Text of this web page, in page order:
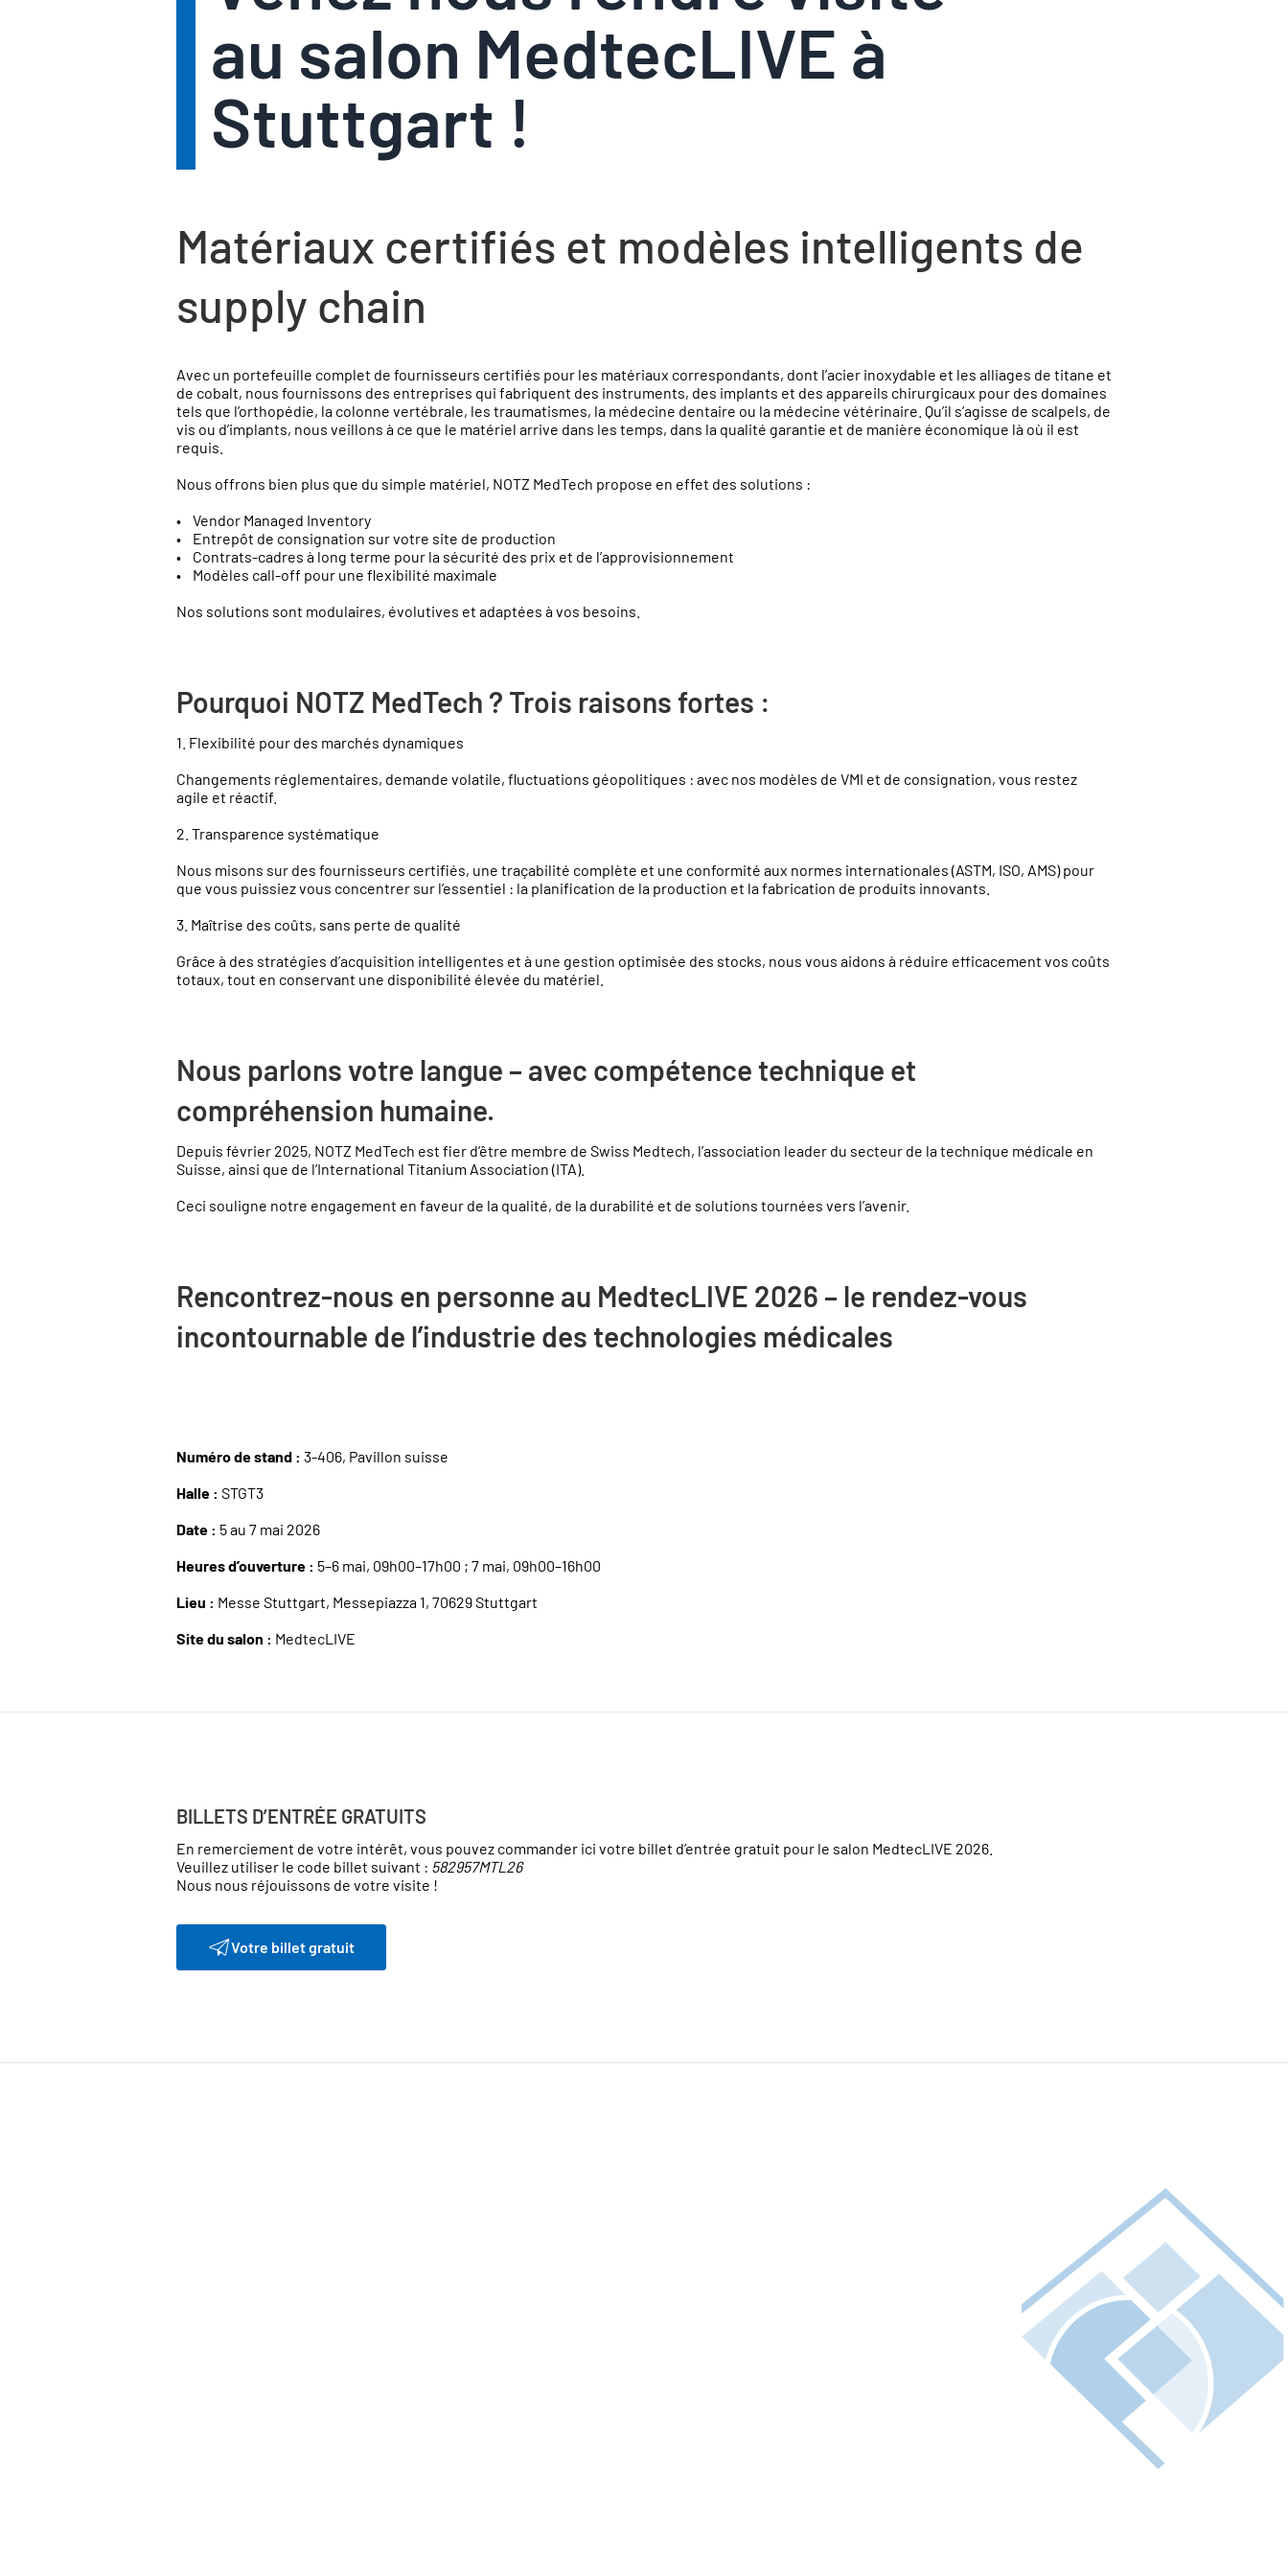
au salon MedtecLIVE à
Stuttgart !
Matériaux certifiés et modèles intelligents de
supply chain
Avec un portefeuille complet de fournisseurs certifiés pour les matériaux correspondants, dont l’acier inoxydable et les alliages de titane et
de cobalt, nous fournissons des entreprises qui fabriquent des instruments, des implants et des appareils chirurgicaux pour des domaines
tels que l’orthopédie, la colonne vertébrale, les traumatismes, la médecine dentaire ou la médecine vétérinaire. Qu’il s’agisse de scalpels, de
vis ou d’implants, nous veillons à ce que le matériel arrive dans les temps, dans la qualité garantie et de manière économique là où il est
requis.
Nous offrons bien plus que du simple matériel, NOTZ MedTech propose en effet des solutions :
• Vendor Managed Inventory
• Entrepôt de consignation sur votre site de production
• Contrats-cadres à long terme pour la sécurité des prix et de l’approvisionnement
• Modèles call-off pour une flexibilité maximale
Nos solutions sont modulaires, évolutives et adaptées à vos besoins.
Pourquoi NOTZ MedTech ? Trois raisons fortes :
1. Flexibilité pour des marchés dynamiques
Changements réglementaires, demande volatile, fluctuations géopolitiques : avec nos modèles de VMI et de consignation, vous restez
agile et réactif.
2. Transparence systématique
Nous misons sur des fournisseurs certifiés, une traçabilité complète et une conformité aux normes internationales (ASTM, ISO, AMS) pour
que vous puissiez vous concentrer sur l’essentiel : la planification de la production et la fabrication de produits innovants.
3. Maîtrise des coûts, sans perte de qualité
Grâce à des stratégies d’acquisition intelligentes et à une gestion optimisée des stocks, nous vous aidons à réduire efficacement vos coûts
totaux, tout en conservant une disponibilité élevée du matériel.
Nous parlons votre langue – avec compétence technique et
compréhension humaine.
Depuis février 2025, NOTZ MedTech est fier d’être membre de Swiss Medtech, l’association leader du secteur de la technique médicale en
Suisse, ainsi que de l’International Titanium Association (ITA).
Ceci souligne notre engagement en faveur de la qualité, de la durabilité et de solutions tournées vers l’avenir.
Rencontrez-nous en personne au MedtecLIVE 2026 – le rendez-vous
incontournable de l’industrie des technologies médicales
Numéro de stand : 3-406, Pavillon suisse
Halle : STGT3
Date : 5 au 7 mai 2026
Heures d’ouverture : 5–6 mai, 09h00–17h00 ; 7 mai, 09h00–16h00
Lieu : Messe Stuttgart, Messepiazza 1, 70629 Stuttgart
Site du salon : MedtecLIVE
BILLETS D’ENTRÉE GRATUITS
En remerciement de votre intérêt, vous pouvez commander ici votre billet d’entrée gratuit pour le salon MedtecLIVE 2026.
Veuillez utiliser le code billet suivant : 582957MTL26
Nous nous réjouissons de votre visite !
Votre billet gratuit